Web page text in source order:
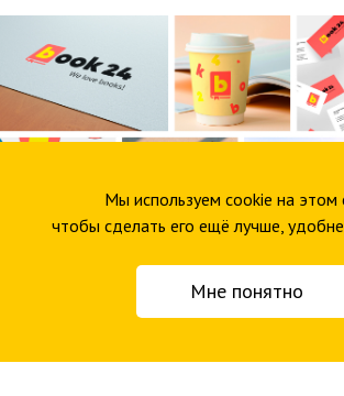
Мы используем cookie на этом
чтобы сделать его ещё лучше,
Мне понятно